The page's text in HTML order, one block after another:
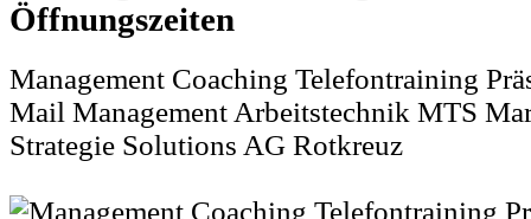
Management Coaching Telefontraining
Mail Management Arbeitstechnik MTS
Strategie Solutions AG Rotkreuz